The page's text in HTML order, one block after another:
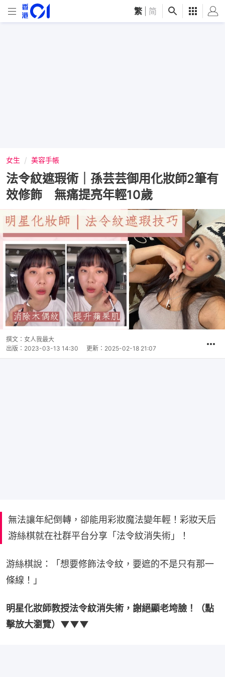
繁 简
女生 美容手帳
法令紋遮瑕術｜孫芸芸御用化妝師2筆有
效修飾 無痛提亮年輕10歲
撰文： 女人我最大
出版： 2023-03-13 14:30 更新： 2025-02-18 21:07
無法讓年紀倒轉，卻能用彩妝魔法變年輕！彩妝天后
游絲棋就在社群平台分享「法令紋消失術」！
游絲棋說：「想要修飾法令紋，要遮的不是只有那一
條線！」
明星化妝師教授法令紋消失術，謝絕顯老垮臉！（點
擊放大瀏覽）▼▼▼